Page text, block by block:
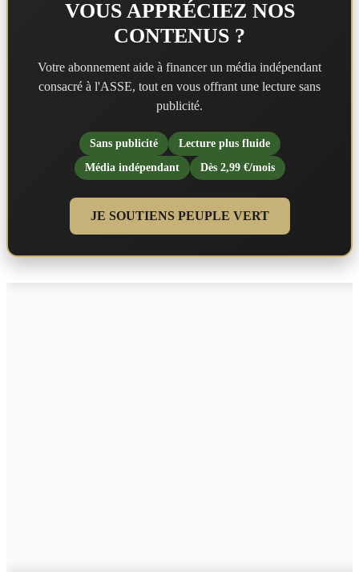
VOUS APPRÉCIEZ NOS
CONTENUS ?
Votre abonnement aide à financer un média indépendant
consacré à l'ASSE, tout en vous offrant une lecture sans
publicité.
Sans publicité
Lecture plus fluide
Média indépendant
Dès 2,99 €/mois
JE SOUTIENS PEUPLE VERT